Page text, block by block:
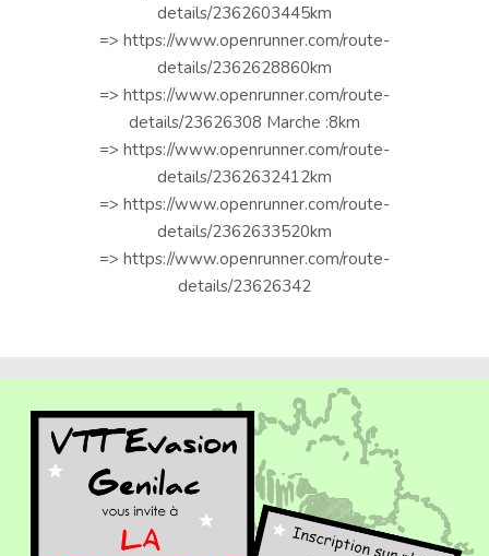
details/2362603445km
=> https://www.openrunner.com/route-
details/2362628860km
=> https://www.openrunner.com/route-
details/23626308 Marche :8km
=> https://www.openrunner.com/route-
details/2362632412km
=> https://www.openrunner.com/route-
details/2362633520km
=> https://www.openrunner.com/route-
details/23626342